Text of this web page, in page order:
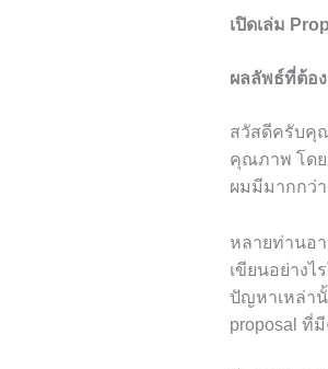
เปิดเล่ม
ผลลัพธ์ที่ต้อง
สวัสดีครับคุ
คุณภาพ โดย
ผมมีมากกว่า
หลายท่านอ
เขียนอย่างไ
ปัญหาเหล่านั้
proposal ที่